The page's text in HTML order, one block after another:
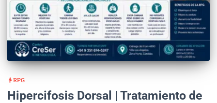
🧍RPG
Hipercifosis Dorsal | Tratamiento de